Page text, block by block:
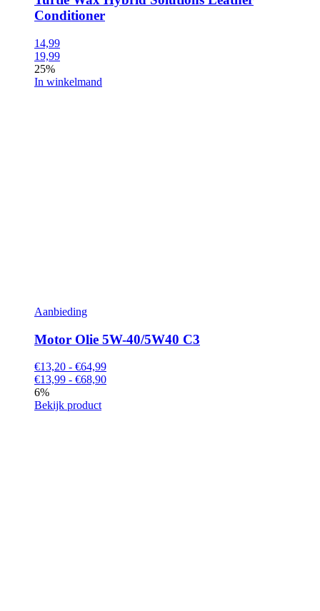
Conditioner
14,99
19,99
25%
In winkelmand
Aanbieding
Motor Olie 5W-40/5W40 C3
€13,20 - €64,99
€13,99 - €68,90
6%
Bekijk product